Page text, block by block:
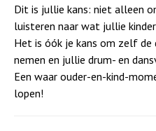
Dit is jullie kans: niet alleen
luisteren naar wat jullie
Het is óók je kans om zelf
nemen en jullie drum- en
Een waar ouder-en-kind-
lopen!